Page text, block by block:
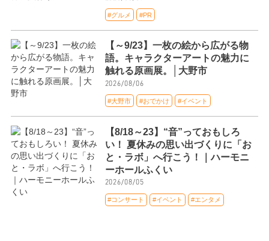
#グルメ #PR
【～9/23】一枚の絵から広がる物
語。キャラクターアートの魅力に
触れる原画展。│大野市
2026/08/06
#大野市 #おでかけ #イベント
【8/18～23】“音”っておもしろ
い！ 夏休みの思い出づくりに「お
と・ラボ」へ行こう！｜ハーモニ
ーホールふくい
2026/08/05
#コンサート #イベント #エンタメ